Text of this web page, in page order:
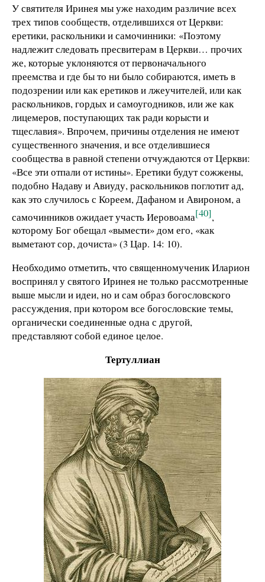
У святителя Иринея мы уже находим различие всех
трех типов сообществ, отделившихся от Церкви:
еретики, раскольники и самочинники: «Поэтому
надлежит следовать пресвитерам в Церкви… прочих
же, которые уклоняются от первоначального
преемства и где бы то ни было собираются, иметь в
подозрении или как еретиков и лжеучителей, или как
раскольников, гордых и самоугодников, или же как
лицемеров, поступающих так ради корысти и
тщеславия». Впрочем, причины отделения не имеют
существенного значения, и все отделившиеся
сообщества в равной степени отчуждаются от Церкви:
«Все эти отпали от истины». Еретики будут сожжены,
подобно Надаву и Авиуду, раскольников поглотит ад,
как это случилось с Кореем, Дафаном и Авироном, а
самочинников ожидает участь Иеровоама[40],
которому Бог обещал «вымести» дом его, «как
выметают сор, дочиста» (3 Цар. 14: 10).
Необходимо отметить, что священномученик Иларион
воспринял у святого Иринея не только рассмотренные
выше мысли и идеи, но и сам образ богословского
рассуждения, при котором все богословские темы,
органически соединенные одна с другой,
представляют собой единое целое.
Тертуллиан